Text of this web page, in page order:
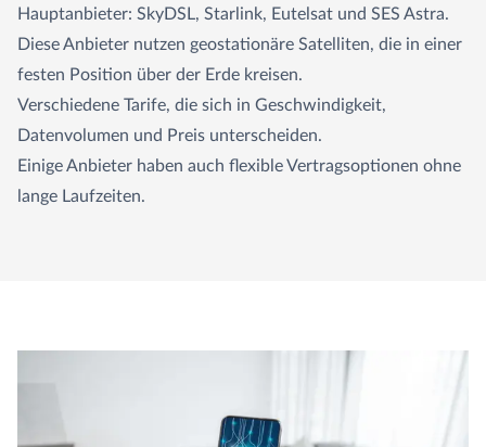
Hauptanbieter: SkyDSL, Starlink, Eutelsat und SES Astra.
Diese Anbieter nutzen geostationäre Satelliten, die in einer
festen Position über der Erde kreisen.
Verschiedene Tarife, die sich in Geschwindigkeit,
Datenvolumen und Preis unterscheiden.
Einige Anbieter haben auch flexible Vertragsoptionen ohne
lange Laufzeiten.